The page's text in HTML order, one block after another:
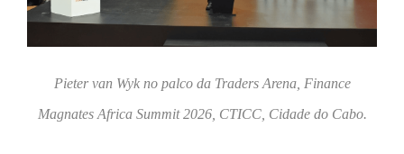
Pieter van Wyk no palco da Traders Arena, Finance
Magnates Africa Summit 2026, CTICC, Cidade do Cabo.